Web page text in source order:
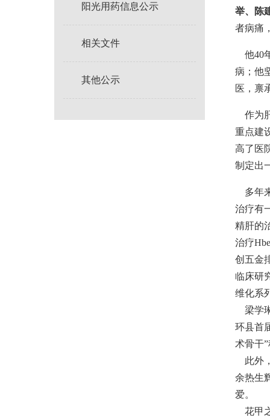
阳光用药信息公示
相关文件
其他公示
举、陈
者病痛
他40
病；他
医，禀
作为
重点建
高了医
制定出
多年
治疗有
精肝的
治疗
创五金
临床研
维化系
梁学
环县首
术骨干
此外
余热生
爱。
花甲